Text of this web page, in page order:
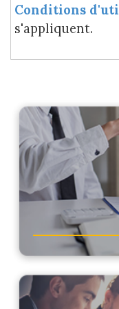
Conditions
s'appliquent.